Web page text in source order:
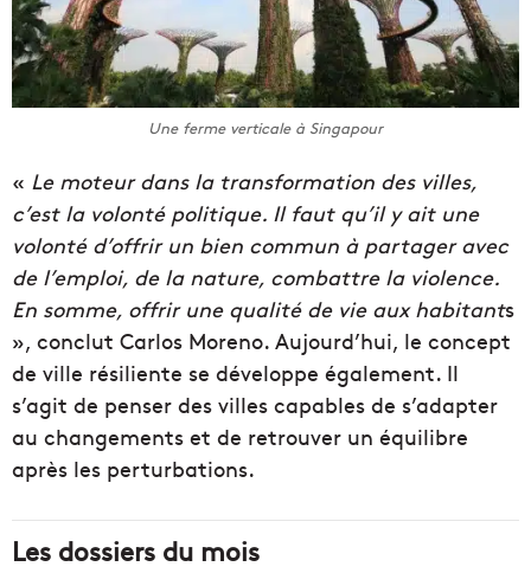
Une ferme verticale à Singapour
« Le moteur dans la transformation des villes,
c’est la volonté politique. Il faut qu’il y ait une
volonté d’offrir un bien commun à partager avec
de l’emploi, de la nature, combattre la violence.
En somme, offrir une qualité de vie aux habitants
», conclut Carlos Moreno. Aujourd’hui, le concept
de ville résiliente se développe également. Il
s’agit de penser des villes capables de s’adapter
au changements et de retrouver un équilibre
après les perturbations.
Les dossiers du mois